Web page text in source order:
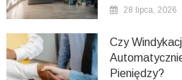
28 lipca, 2026
Czy
Pieniędzy?